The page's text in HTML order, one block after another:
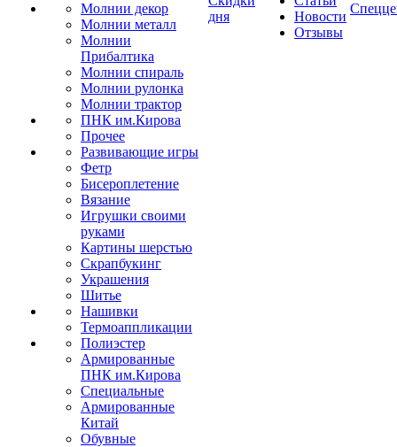
Молнии декор
Молнии металл
Молнии
Прибалтика
Молнии спираль
Молнии рулонка
Молнии трактор
ПНК им.Кирова
Прочее
Развивающие игры
Фетр
Бисероплетение
Вязание
Игрушки своими
руками
Картины шерстью
Скрапбукинг
Украшения
Шитье
Нашивки
Термоаппликации
Полиэстер
Армированные
ПНК им.Кирова
Специальные
Армированные
Китай
Обувные
дня
Новости
Отзывы